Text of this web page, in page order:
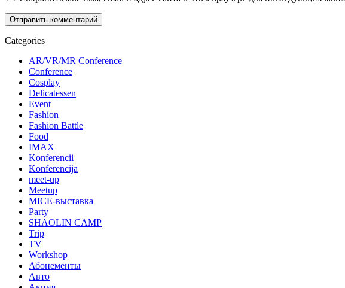
Categories
AR/VR/MR Conference
Conference
Cosplay
Delicatessen
Event
Fashion
Fashion Battle
Food
IMAX
Konferencii
Konferencija
meet-up
Meetup
MICE-выставка
Party
SHAOLIN CAMP
Trip
TV
Workshop
Абонементы
Авто